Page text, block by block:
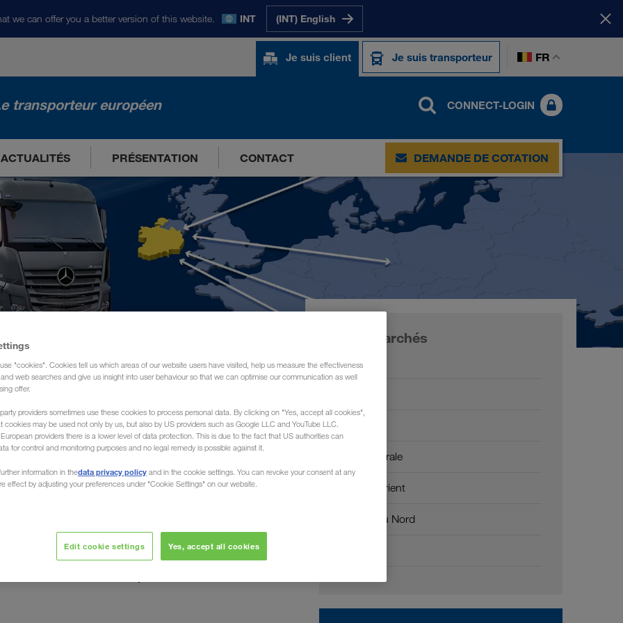
we can offer you a better version of this website. INT (INT) English
Je suis client Je suis transporteur FR
transporteur européen CONNECT-LOGIN
ACTUALITÉS PRÉSENTATION CONTACT DEMANDE DE COTATION
/ vers l'Irlande
ponctuel de vos marchandises à destination de
verte. La société LKW WALTER, le transporteur
complets) de toute l'Irlande vers tous les
compétitifsgrâce à unelogistique de
Nos marchés
Europe
Asie Centrale
Moyen-Orient
Afrique du Nord
"cookies". Cookies tell us which areas of our website users have visited, help us measure the effectiveness
web searches and give us insight into user behaviour so that we can optimise our communication as well
offer.
providers sometimes use these cookies to process personal data. By clicking on "Yes, accept all cookies",
cookies may be used not only by us, but also by US providers such as Google LLC and YouTube LLC.
providers there is a lower level of data protection. This is due to the fact that US authorities can
for control and monitoring purposes and no legal remedy is possible against it.
information in thedata privacy policy and in the cookie settings. You can revoke your consent at any
effect by adjusting your preferences under "Cookie Settings" on our website.
Edit cookie settings Yes, accept all cookies